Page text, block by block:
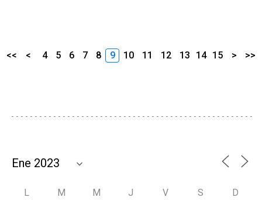
<< < 4 5 6 7 8 9 10 11 12 13 14 15 > >>
L M M J V S D